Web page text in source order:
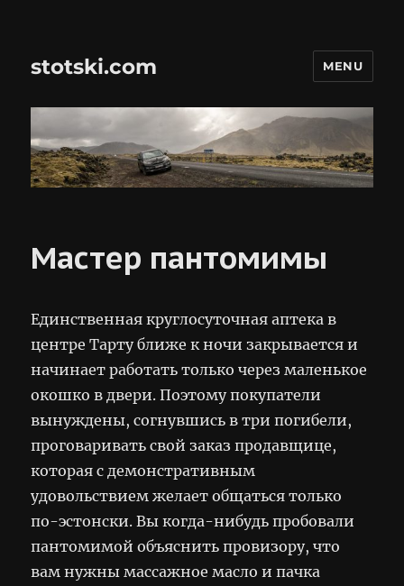
stotski.com MENU
Мастер пантомимы
Единственная круглосуточная аптека в
центре Тарту ближе к ночи закрывается и
начинает работать только через маленькое
окошко в двери. Поэтому покупатели
вынуждены, согнувшись в три погибели,
проговаривать свой заказ продавщице,
которая с демонстративным
удовольствием желает общаться только
по-эстонски. Вы когда-нибудь пробовали
пантомимой объяснить провизору, что
вам нужны массажное масло и пачка